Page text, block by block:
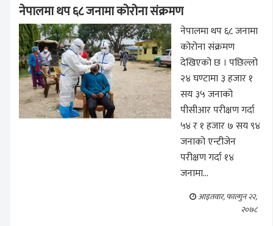
नेपालमा थप ६८ जनामा कोरोना संक्रमण
नेपालमा थप ६८ जनामा
कोरोना संक्रमण
देखिएको छ । पछिल्लो
२४ घण्टामा ३ हजार १
सय ३५ जनाको
पीसीआर परीक्षण गर्दा
५४ र १ हजार ७ सय ९४
जनाको एन्टीजेन
परीक्षण गर्दा १४
जनामा...
आइतवार, फाल्गुन २२,
२०७८